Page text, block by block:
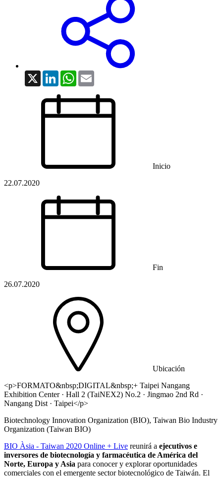
X LinkedInWhatsApp
Inicio
22.07.2020
Fin
26.07.2020
Ubicación
<p>FORMATO&nbsp;DIGITAL&nbsp;+ Taipei Nangang
Exhibition Center · Hall 2 (TaiNEX2) No.2 · Jingmao 2nd Rd ·
Nangang Dist · Taipei</p>
Biotechnology Innovation Organization (BIO), Taiwan Bio Industry
Organization (Taiwan BIO)
BIO Àsia - Taiwan 2020 Online + Live reunirá a ejecutivos e
inversores de biotecnología y farmacéutica de América del
Norte, Europa y Asia para conocer y explorar oportunidades
comerciales con el emergente sector biotecnológico de Taiwán. El